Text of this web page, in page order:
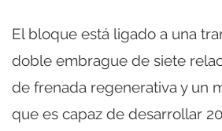
El bloque está ligado a una
doble embrague de siete
de frenada regenerativa y un
que es capaz de desarrollar